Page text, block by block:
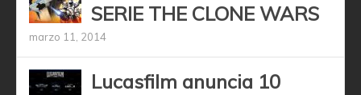
SERIE THE CLONE WARS
marzo 11, 2014
Lucasfilm anuncia 10